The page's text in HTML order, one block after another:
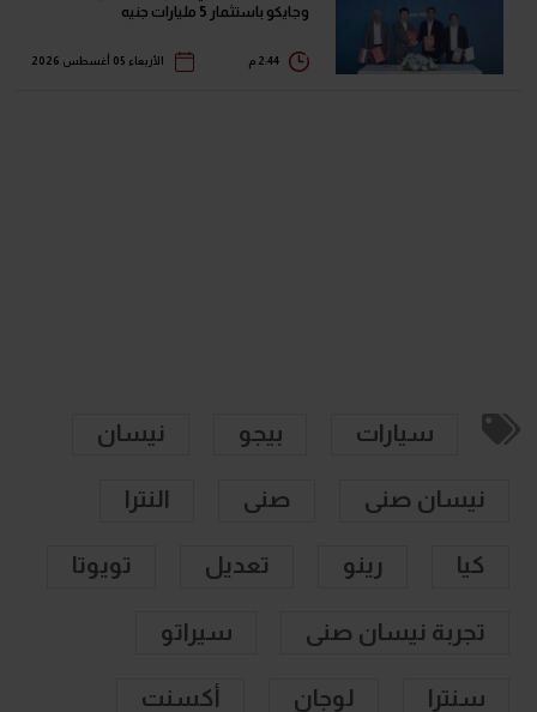
وجايكو باستثمار 5 مليارات جنيه
2:44 م الأربعاء 05 أغسطس 2026
سيارات بيجو نيسان
نيسان صنى صنى النترا
كيا رينو تعديل تويوتا
تجربة نيسان صنى سيراتو
سنترا لوجان أكسنت